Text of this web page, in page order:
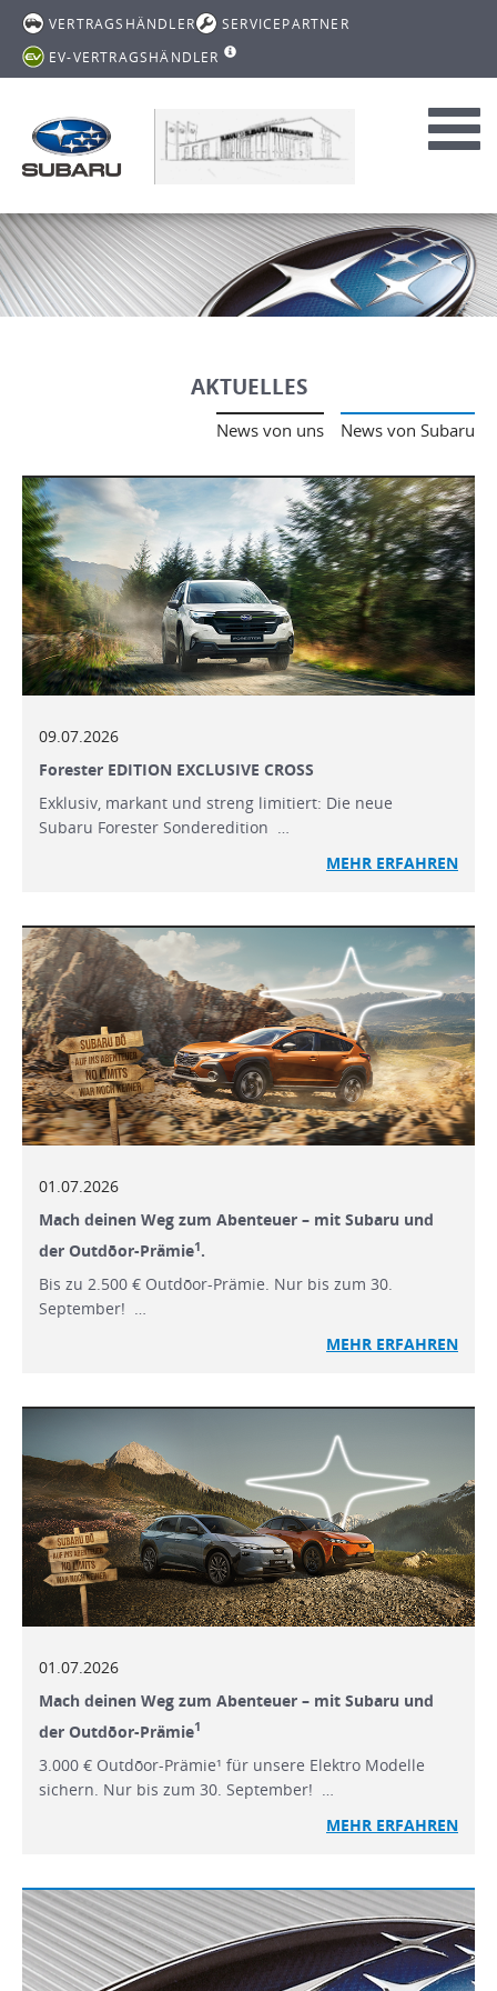
VERTRAGSHÄNDLER
SERVICEPARTNER
EV-VERTRAGSHÄNDLER
AKTUELLES
News von Subaru
News von uns
09.07.2026
Forester EDITION EXCLUSIVE CROSS
Exklusiv, markant und streng limitiert: Die neue
Subaru Forester Sonderedition …
MEHR ERFAHREN
01.07.2026
Mach deinen Weg zum Abenteuer – mit Subaru und
der Outdōor-Prämie1.
Bis zu 2.500 € Outdōor-Prämie. Nur bis zum 30.
September! …
MEHR ERFAHREN
01.07.2026
Mach deinen Weg zum Abenteuer – mit Subaru und
der Outdōor-Prämie1
3.000 € Outdōor-Prämie¹ für unsere Elektro Modelle
sichern. Nur bis zum 30. September! …
MEHR ERFAHREN